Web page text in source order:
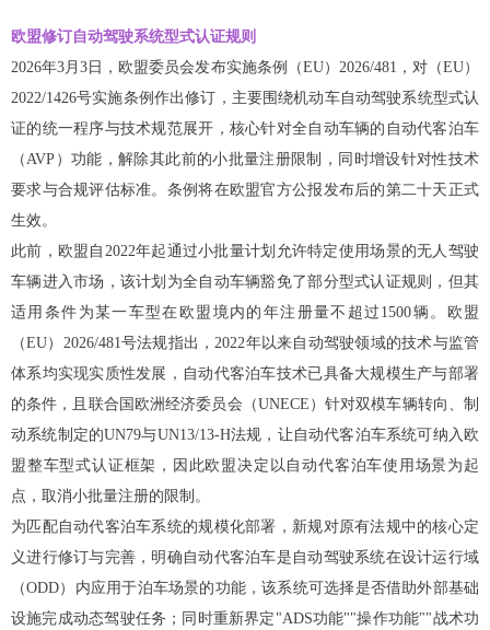
欧盟修订自动驾驶系统型式认证规则
2026年3月3日，欧盟委员会发布实施条例（EU）2026/481，对（EU）
2022/1426号实施条例作出修订，主要围绕机动车自动驾驶系统型式认
证的统一程序与技术规范展开，核心针对全自动车辆的自动代客泊车
（AVP）功能，解除其此前的小批量注册限制，同时增设针对性技术
要求与合规评估标准。条例将在欧盟官方公报发布后的第二十天正式
生效。
此前，欧盟自2022年起通过小批量计划允许特定使用场景的无人驾驶
车辆进入市场，该计划为全自动车辆豁免了部分型式认证规则，但其
适用条件为某一车型在欧盟境内的年注册量不超过1500辆。欧盟
（EU）2026/481号法规指出，2022年以来自动驾驶领域的技术与监管
体系均实现实质性发展，自动代客泊车技术已具备大规模生产与部署
的条件，且联合国欧洲经济委员会（UNECE）针对双模车辆转向、制
动系统制定的UN79与UN13/13-H法规，让自动代客泊车系统可纳入欧
盟整车型式认证框架，因此欧盟决定以自动代客泊车使用场景为起
点，取消小批量注册的限制。
为匹配自动代客泊车系统的规模化部署，新规对原有法规中的核心定
义进行修订与完善，明确自动代客泊车是自动驾驶系统在设计运行域
（ODD）内应用于泊车场景的功能，该系统可选择是否借助外部基础
设施完成动态驾驶任务；同时重新界定"ADS功能""操作功能""战术功